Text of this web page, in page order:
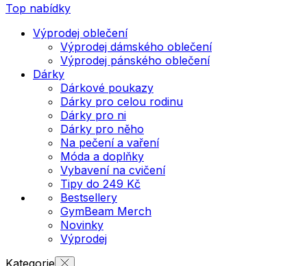
Top nabídky
Výprodej oblečení
Výprodej dámského oblečení
Výprodej pánského oblečení
Dárky
Dárkové poukazy
Dárky pro celou rodinu
Dárky pro ni
Dárky pro něho
Na pečení a vaření
Móda a doplňky
Vybavení na cvičení
Tipy do 249 Kč
Bestsellery
GymBeam Merch
Novinky
Výprodej